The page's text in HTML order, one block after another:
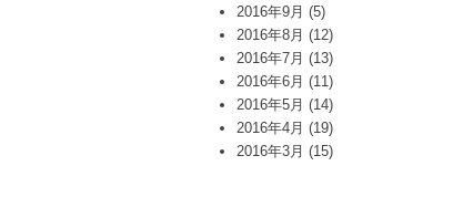
2016年9月 (5)
2016年8月 (12)
2016年7月 (13)
2016年6月 (11)
2016年5月 (14)
2016年4月 (19)
2016年3月 (15)